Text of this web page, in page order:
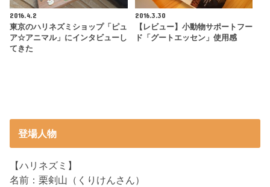
2016.4.2
東京のハリネズミショップ「ピュ
ア☆アニマル」にインタビューし
てきた
2016.3.30
【レビュー】小動物サポートフー
ド「グートエッセン」使用感
登場人物
【ハリネズミ】
名前：栗剣山（くりけんさん）